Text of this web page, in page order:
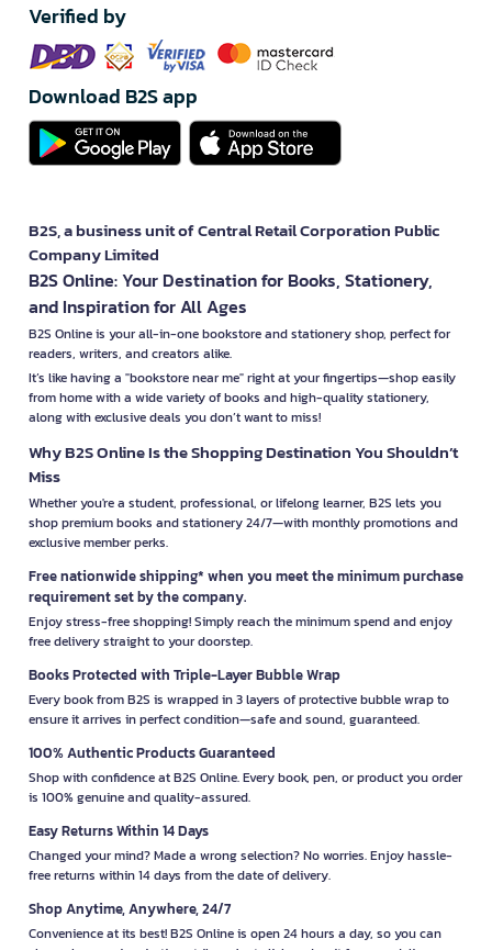
Verified by
Download B2S app
B2S, a business unit of Central Retail Corporation Public
Company Limited
B2S Online: Your Destination for Books, Stationery,
and Inspiration for All Ages
B2S Online is your all-in-one bookstore and stationery shop, perfect for
readers, writers, and creators alike.
It’s like having a "bookstore near me" right at your fingertips—shop easily
from home with a wide variety of books and high-quality stationery,
along with exclusive deals you don’t want to miss!
Why B2S Online Is the Shopping Destination You Shouldn’t
Miss
Whether you're a student, professional, or lifelong learner, B2S lets you
shop premium books and stationery 24/7—with monthly promotions and
exclusive member perks.
Free nationwide shipping* when you meet the minimum purchase
requirement set by the company.
Enjoy stress-free shopping! Simply reach the minimum spend and enjoy
free delivery straight to your doorstep.
Books Protected with Triple-Layer Bubble Wrap
Every book from B2S is wrapped in 3 layers of protective bubble wrap to
ensure it arrives in perfect condition—safe and sound, guaranteed.
100% Authentic Products Guaranteed
Shop with confidence at B2S Online. Every book, pen, or product you order
is 100% genuine and quality-assured.
Easy Returns Within 14 Days
Changed your mind? Made a wrong selection? No worries. Enjoy hassle-
free returns within 14 days from the date of delivery.
Shop Anytime, Anywhere, 24/7
Convenience at its best! B2S Online is open 24 hours a day, so you can